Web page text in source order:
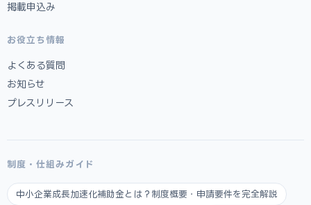
掲載申込み
お役立ち情報
よくある質問
お知らせ
プレスリリース
制度・仕組みガイド
中小企業成長加速化補助金とは？制度概要・申請要件を完全解説